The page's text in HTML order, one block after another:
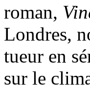
roman,
Londres,
tueur en
sur le